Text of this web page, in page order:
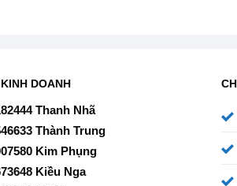
DOANH
Thanh Nhã
Thành Trung
Kim Phụng
Kiều Nga